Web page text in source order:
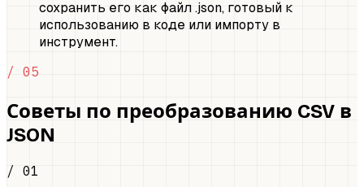
сохранить его как файл .json, готовый к
использованию в коде или импорту в
инструмент.
/ 05
Советы по преобразованию CSV в
JSON
/ 01